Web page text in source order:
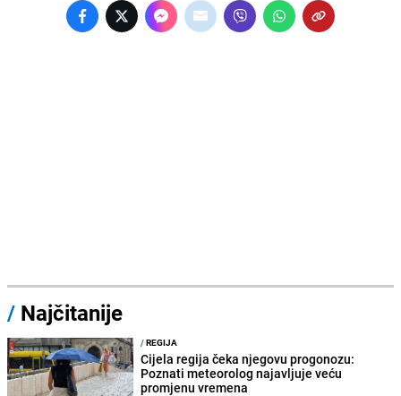
/ Najčitanije
/REGIJA
Cijela regija čeka njegovu progonozu:
Poznati meteorolog najavljuje veću
promjenu vremena